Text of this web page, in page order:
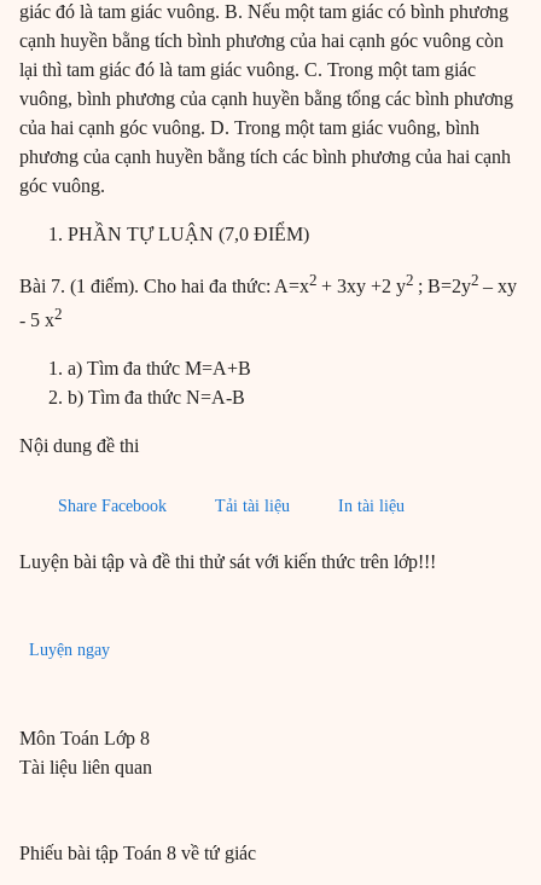
giác đó là tam giác vuông. B. Nếu một tam giác có bình phương
cạnh huyền bằng tích bình phương của hai cạnh góc vuông còn
lại thì tam giác đó là tam giác vuông. C. Trong một tam giác
vuông, bình phương của cạnh huyền bằng tổng các bình phương
của hai cạnh góc vuông. D. Trong một tam giác vuông, bình
phương của cạnh huyền bằng tích các bình phương của hai cạnh
góc vuông.
PHẦN TỰ LUẬN (7,0 ĐIỂM)
Bài 7. (1 điểm). Cho hai đa thức: A=x2 + 3xy +2 y2 ; B=2y2 – xy
- 5 x2
a) Tìm đa thức M=A+B
b) Tìm đa thức N=A-B
Nội dung đề thi
Share Facebook Tải tài liệu In tài liệu
Luyện bài tập và đề thi thử sát với kiến thức trên lớp!!!
Luyện ngay
Môn Toán Lớp 8
Tài liệu liên quan
Phiếu bài tập Toán 8 về tứ giác